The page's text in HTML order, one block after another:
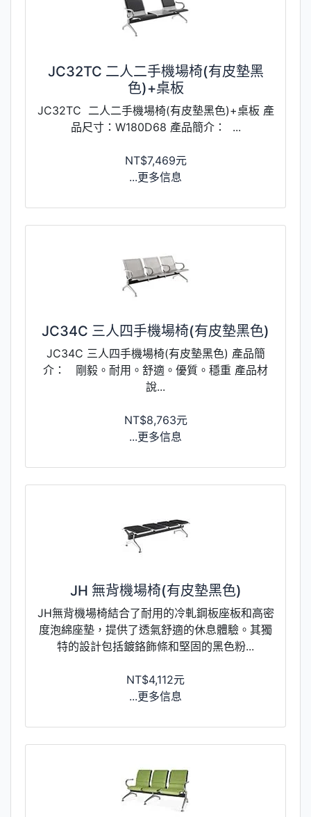
JC32TC 二人二手機場椅(有皮墊黑
色)+桌板
JC32TC 二人二手機場椅(有皮墊黑色)+桌板 產
品尺寸：W180D68 產品簡介： ...
NT$7,469元
...更多信息
JC34C 三人四手機場椅(有皮墊黑色)
JC34C 三人四手機場椅(有皮墊黑色) 產品簡
介： 剛毅。耐用。舒適。優質。穩重 產品材
說...
NT$8,763元
...更多信息
JH 無背機場椅(有皮墊黑色)
JH無背機場椅結合了耐用的冷軋鋼板座板和高密
度泡綿座墊，提供了透氣舒適的休息體驗。其獨
特的設計包括鍍鉻飾條和堅固的黑色粉...
NT$4,112元
...更多信息